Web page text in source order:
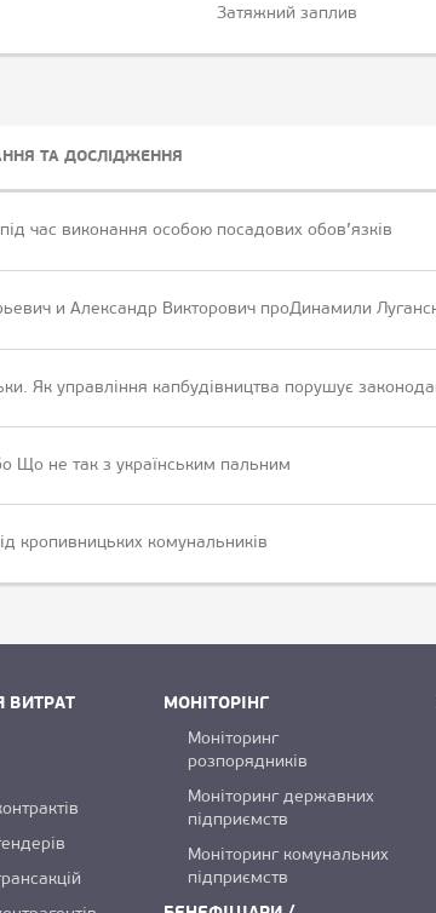
Затяжний заплив
ТА ДОСЛІДЖЕННЯ
час виконання особою посадових обов’язків
и Александр Викторович проДинамили
Як управління капбудівництва порушує
Що не так з українським пальним
кропивницьких комунальників
ВИТРАТ
МОНІТОРІНГ
Моніторинг
розпорядників
Моніторинг державних
підприємств
Моніторинг комунальних
підприємств